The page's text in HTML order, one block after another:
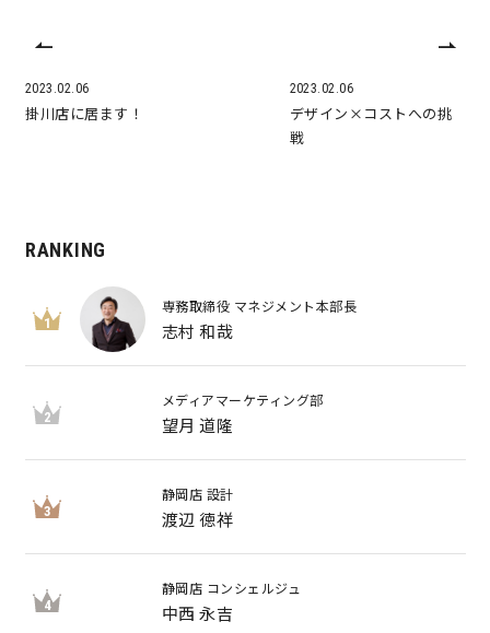
2023.02.06
掛川店に居ます！
2023.02.06
デザイン×コストへの挑
戦
RANKING
1
専務取締役 マネジメント本部長
志村 和哉
2
メディアマーケティング部
望月 道隆
3
静岡店 設計
渡辺 徳祥
4
静岡店 コンシェルジュ
中西 永吉